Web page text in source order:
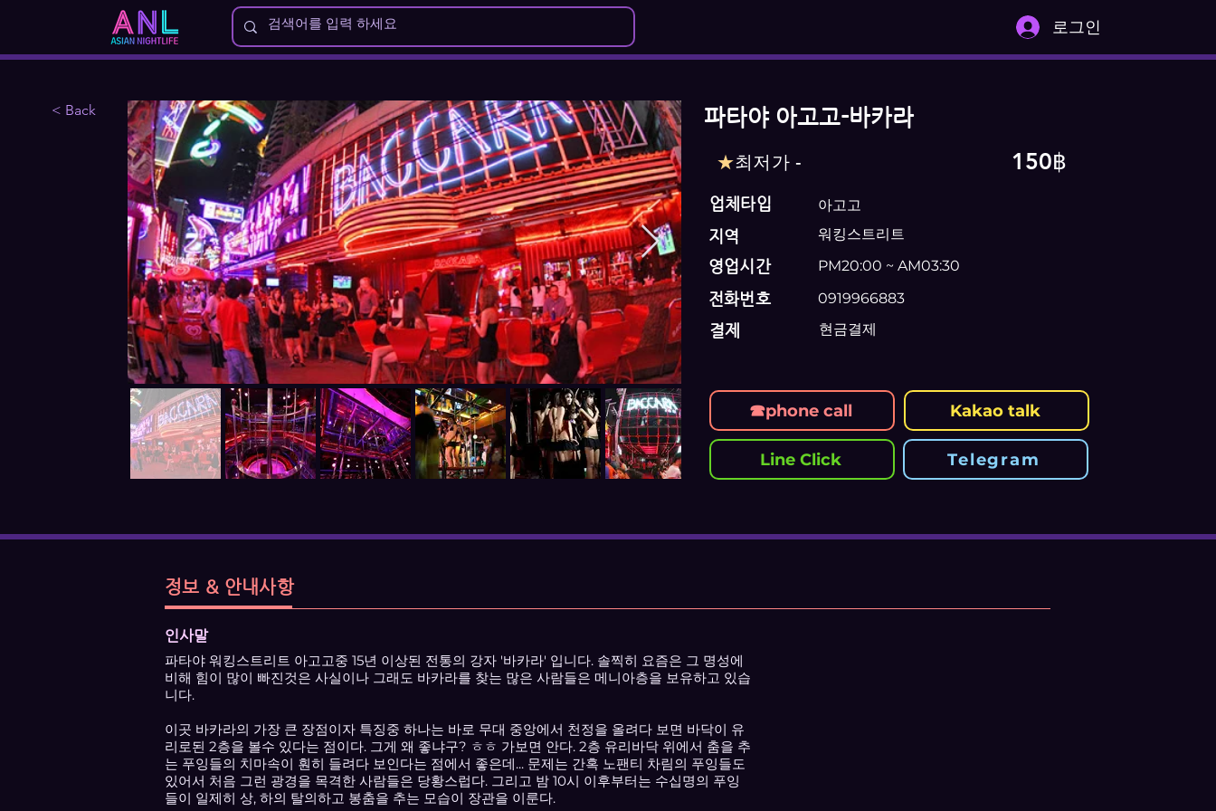
로그인
< Back 파타야 아고고-바카라
★최저가 - 150฿
업체타입 아고고
지역 워킹스트리트
영업시간 PM20:00 ~ AM03:30
전화번호 0919966883
결제 현금결제
☎phone call Kakao talk
Line Click Telegram
정보 & 안내사항
인사말
파타야 워킹스트리트 아고고중 15년 이상된 전통의 강자 '바카라' 입니다. 솔찍히 요즘은 그 명성에
비해 힘이 많이 빠진것은 사실이나 그래도 바카라를 찾는 많은 사람들은 메니아층을 보유하고 있습
니다.
이곳 바카라의 가장 큰 장점이자 특징중 하나는 바로 무대 중앙에서 천정을 올려다 보면 바닥이 유
리로된 2층을 볼수 있다는 점이다. 그게 왜 좋냐구? ㅎㅎ 가보면 안다. 2층 유리바닥 위에서 춤을 추
는 푸잉들의 치마속이 훤히 들려다 보인다는 점에서 좋은데... 문제는 간혹 노팬티 차림의 푸잉들도
있어서 처음 그런 광경을 목격한 사람들은 당황스럽다. 그리고 밤 10시 이후부터는 수십명의 푸잉
들이 일제히 상, 하의 탈의하고 봉춤을 추는 모습이 장관을 이룬다.